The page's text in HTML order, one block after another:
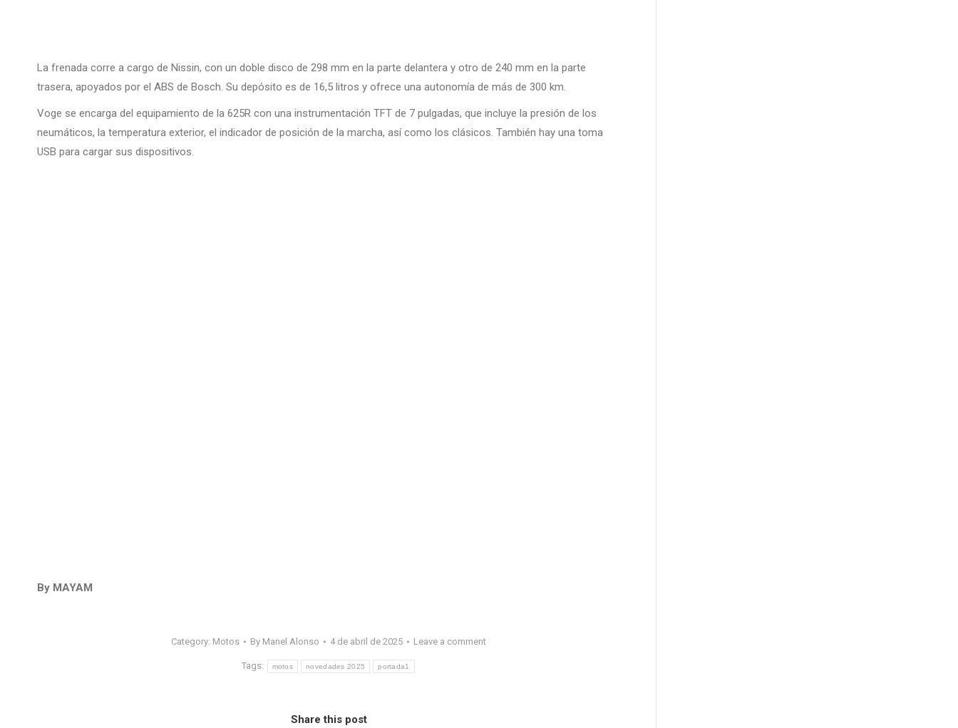
La frenada corre a cargo de Nissin, con un doble disco de 298 mm en la parte delantera y otro de 240 mm en la parte
trasera, apoyados por el ABS de Bosch. Su depósito es de 16,5 litros y ofrece una autonomía de más de 300 km.
Voge se encarga del equipamiento de la 625R con una instrumentación TFT de 7 pulgadas, que incluye la presión de los
neumáticos, la temperatura exterior, el indicador de posición de la marcha, así como los clásicos. También hay una toma
USB para cargar sus dispositivos.
By MAYAM
Category: Motos By Manel Alonso 4 de abril de 2025 Leave a comment
Tags: motos novedades 2025 portada1
Share this post